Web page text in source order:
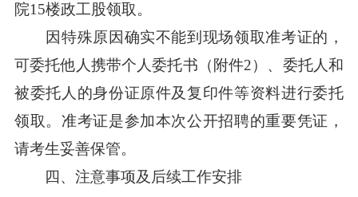
院15楼政工股领取。
因特殊原因确实不能到现场领取准考证的，
可委托他人携带个人委托书（附件2）、委托人和
被委托人的身份证原件及复印件等资料进行委托
领取。准考证是参加本次公开招聘的重要凭证，
请考生妥善保管。
四、注意事项及后续工作安排